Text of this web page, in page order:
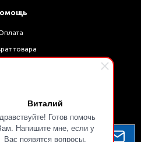
Виталий
Готов помочь
Напишите мне, если у
Вас появятся вопросы.
товара
заказ